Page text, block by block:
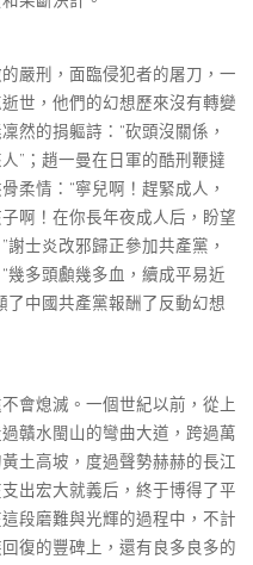
刑，面臨侵犯者的屠刀，一
世，他們的幻想歷來沒有轉變
然的捐軀詩：“砍頭沒關係，
”；趙一曼在日軍的酷刑鞭撻
柔情：“寧兒啊！趕緊成人，
啊！在你長年夜成人后，盼望
士炎改邪歸正參加共產黨，
幾多頭顱幾多血，續成平易近
了中國共產黨報酬了反動幻想
熄滅。一個世紀以前，從上
贛水閩山的彎曲大道，跨過萬
土高坡，度過聲勢赫赫的長江
出宏大就義后，終于博得了平
段磨難與光輝的過程中，不計
復的豐碑上，還有良多良多的